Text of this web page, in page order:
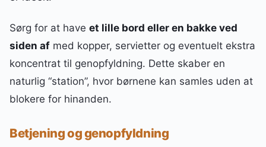
Sørg for at have et lille bord eller en bakke ved
siden af med kopper, servietter og eventuelt ekstra
koncentrat til genopfyldning. Dette skaber en
naturlig “station”, hvor børnene kan samles uden at
blokere for hinanden.
Betjening og genopfyldning